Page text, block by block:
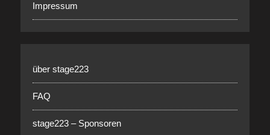
Impressum
über stage223
FAQ
stage223 – Sponsoren